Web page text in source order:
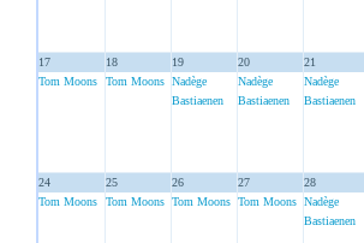
17
Tom Moons
18
Tom Moons
19
Nadège
Bastiaenen
20
Nadège
Bastiaenen
21
Nadège
Bastiaenen
24
Tom Moons
25
Tom Moons
26
Tom Moons
27
Tom Moons
28
Nadège
Bastiaenen